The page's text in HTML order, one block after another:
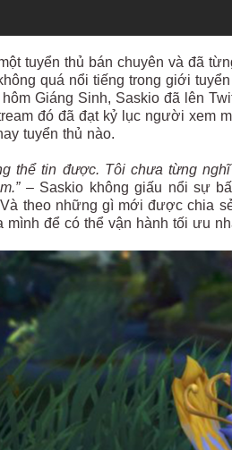
tuyển thủ bán chuyên và đã
quá nổi tiếng trong giới
hôm Giáng Sinh, Saskio đã lên
đó đã đạt kỷ lục người xem
tuyển thủ nào.
thể tin được. Tôi chưa từng
– Saskio không giấu nổi sự
theo những gì mới được chia
mình để có thể vận hành tối ưu